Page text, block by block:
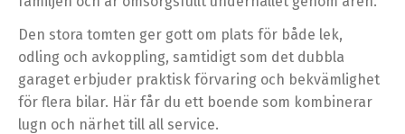
Den stora tomten ger gott om plats för både lek,
odling och avkoppling, samtidigt som det dubbla
garaget erbjuder praktisk förvaring och bekvämlighet
för flera bilar. Här får du ett boende som kombinerar
lugn och närhet till all service.